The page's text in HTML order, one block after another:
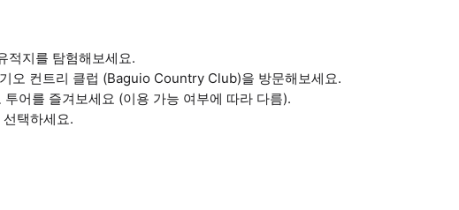
적지를 탐험해보세요.
오 컨트리 클럽 (Baguio Country Club)을 방문해보세요.
어를 즐겨보세요 (이용 가능 여부에 따라 다름).
택하세요.